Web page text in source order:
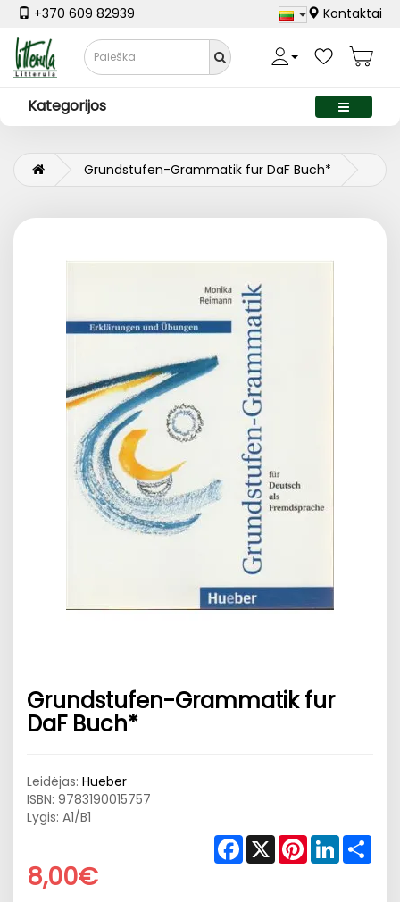
+370 609 82939 Kontaktai
Kategorijos
Grundstufen-Grammatik fur DaF Buch*
Grundstufen-Grammatik fur
DaF Buch*
Leidėjas: Hueber
ISBN: 9783190015757
Lygis: A1/B1
Facebook
X PinterestLinkedIn
8,00€